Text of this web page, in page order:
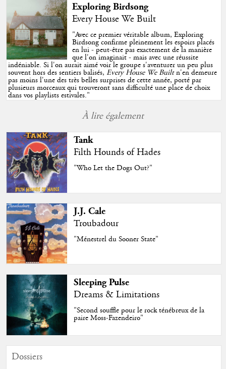
Exploring Birdsong
Every House We Built
"Avec ce premier véritable album, Exploring
Birdsong confirme pleinement les espoirs placés
en lui - peut-être pas exactement de la manière
que l'on imaginait - mais avec une réussite
indéniable. Si l'on aurait aimé voir le groupe s'aventurer un peu plus
souvent hors des sentiers balisés,Every House We Builtn'en demeure
pas moins l'une des très belles surprises de cette année, porté par
plusieurs morceaux qui trouveront sans difficulté une place de choix
dans vos playlists estivales."
À lire également
Tank
Filth Hounds of Hades
"Who Let the Dogs Out?"
J.J. Cale
Troubadour
"Ménestrel du Sooner State"
Sleeping Pulse
Dreams & Limitations
"Second souffle pour le rock ténébreux de la
paire Moss-Fazendeiro"
Dossiers